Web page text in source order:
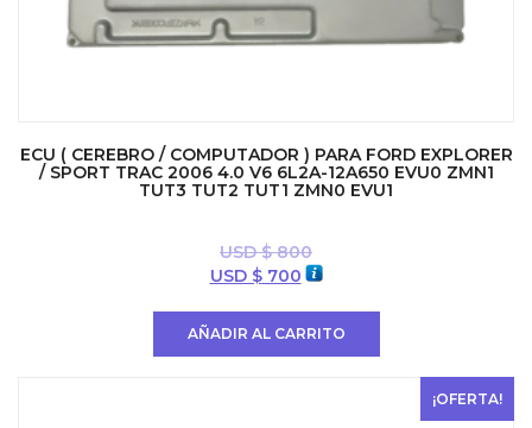
ECU ( CEREBRO / COMPUTADOR ) PARA FORD EXPLORER
/ SPORT TRAC 2006 4.0 V6 6L2A-12A650 EVU0 ZMN1
TUT3 TUT2 TUT1 ZMN0 EVU1
USD $800
El
era:
USD $700El
es:
AÑADIR AL CARRITO
¡OFERTA!